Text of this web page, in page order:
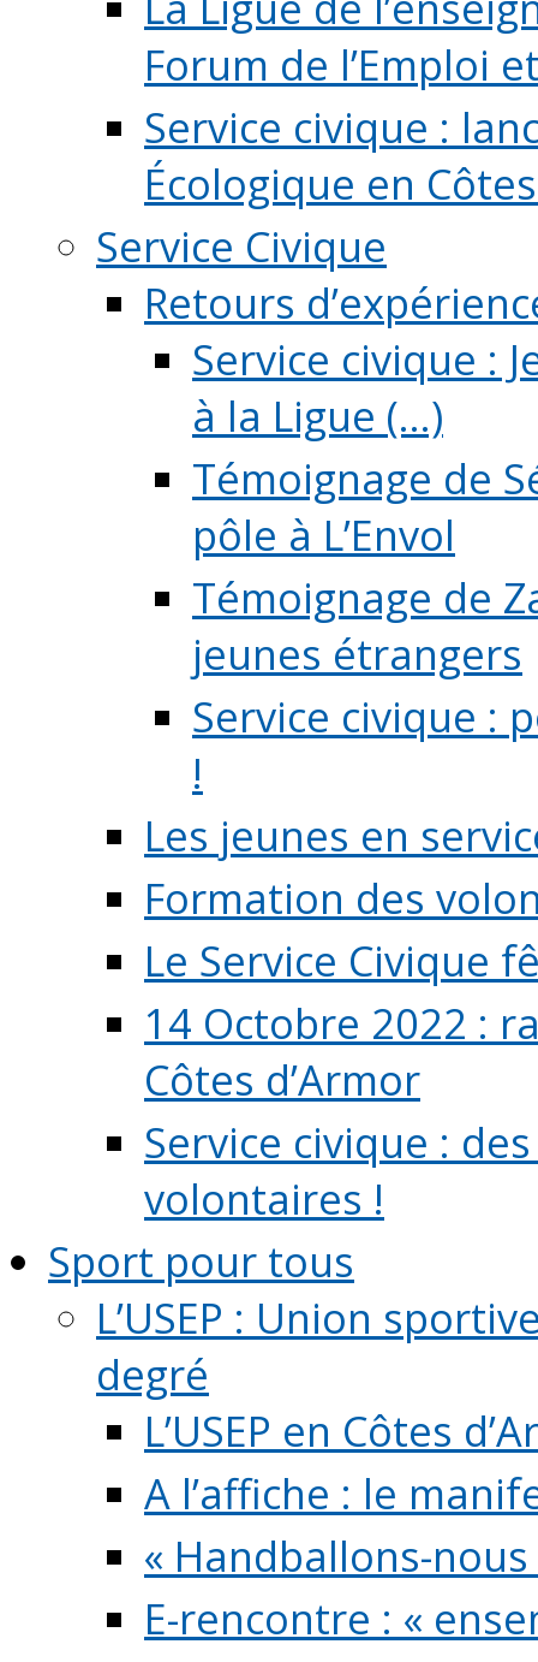
Forum de l’Emploi
Service civique :
Écologique en
Service Civique
Retours
Service civique :
à la Ligue (...)
Témoignage de
pôle à L’Envol
Témoignage de
jeunes étrangers
Service civique :
!
Les jeunes en
Formation des
Le Service Civique
14 Octobre 2022 :
Côtes d’Armor
Service civique :
volontaires !
Sport pour tous
L’USEP : Union
degré
L’USEP en Côtes
A l’affiche : le
« Handballons-
E-rencontre : «